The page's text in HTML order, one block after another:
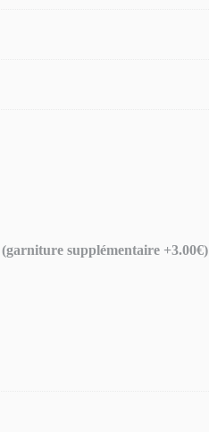
supplémentaire +3.00€)